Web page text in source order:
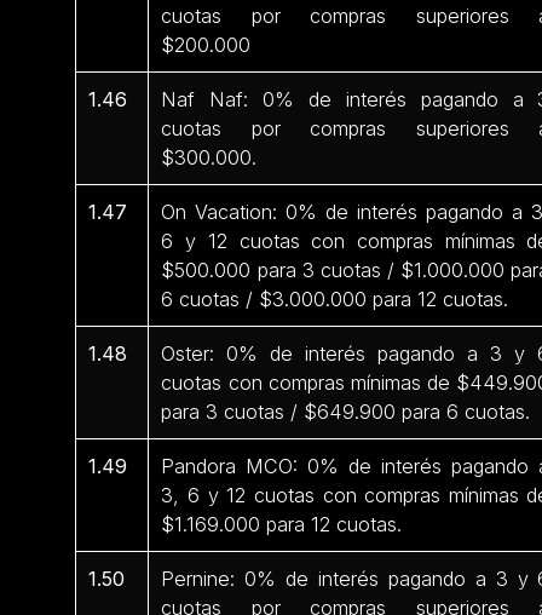
cuotas por compras superiores
$200.000
1.46
Naf Naf: 0% de interés pagando a
cuotas por compras superiores
$300.000.
1.47
On Vacation: 0% de interés pagando a
6 y 12 cuotas con compras mínimas
$500.000 para 3 cuotas / $1.000.000
6 cuotas / $3.000.000 para 12 cuotas.
1.48
Oster: 0% de interés pagando a 3 y
cuotas con compras mínimas de
para 3 cuotas / $649.900 para 6 cuotas.
1.49
Pandora MCO: 0% de interés pagando
3, 6 y 12 cuotas con compras mínimas
$1.169.000 para 12 cuotas.
1.50
Pernine: 0% de interés pagando a 3 y
cuotas por compras superiores